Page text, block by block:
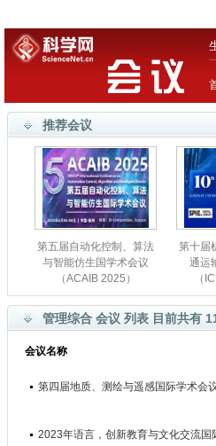
推荐会议
第五届自动化控制、算法
与智能仿生国学术会议
（ACAIB 2025）
第十届
通运
（
管理综合 会议 列表 目前共有
会议名称
第四届地质、测绘与遥感国际学术会
2023年语言，创新教育与文化交流国